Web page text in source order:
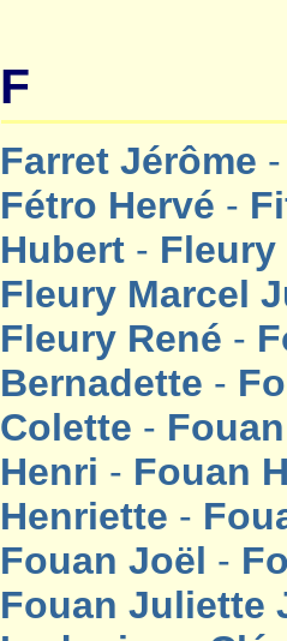
F
Farret Jérôme
Fétro Hervé -
Hubert -
Fleury Marcel
Fleury René -
Bernadette -
Colette -
Henri - Fouan
Henriette -
Fouan Joël -
Fouan Juliette